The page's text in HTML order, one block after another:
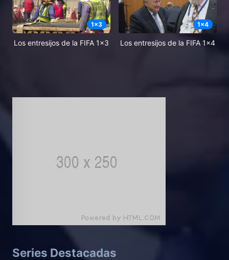
1x3
Los entresijos de la FIFA 1x3
1x4
Los entresijos de la FIFA 1x4
Series Destacadas